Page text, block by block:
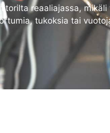
reaaliajassa,
tukoksia tai